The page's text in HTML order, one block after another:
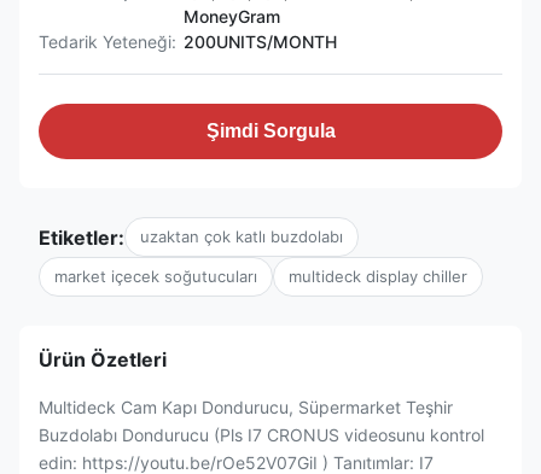
MoneyGram
Tedarik Yeteneği: 200UNITS/MONTH
Şimdi Sorgula
Etiketler: uzaktan çok katlı buzdolabı
market içecek soğutucuları multideck display chiller
Ürün Özetleri
Multideck Cam Kapı Dondurucu, Süpermarket Teşhir
Buzdolabı Dondurucu (Pls I7 CRONUS videosunu kontrol
edin: https://youtu.be/rOe52V07GiI ) Tanıtımlar: I7